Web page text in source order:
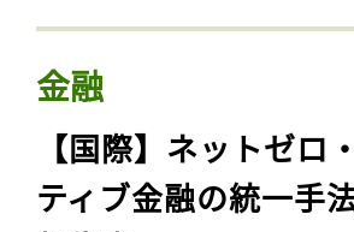
金融
【国際】ネットゼロ
ティブ金融の統一手